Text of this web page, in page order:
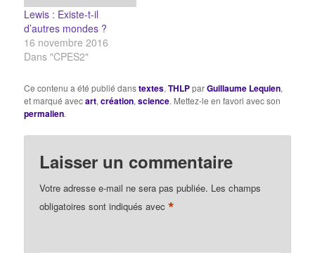
que…
Lewis : Existe-t-il
d’autres mondes ?
16 novembre 2016
Dans "CPES2"
Ce contenu a été publié danstextes,THLPparGuillaume Lequien,
et marqué avecart,création,science. Mettez-le en favori avec son
permalien.
Laisser un commentaire
Votre adresse e-mail ne sera pas publiée. Les champs
obligatoires sont indiqués avec*